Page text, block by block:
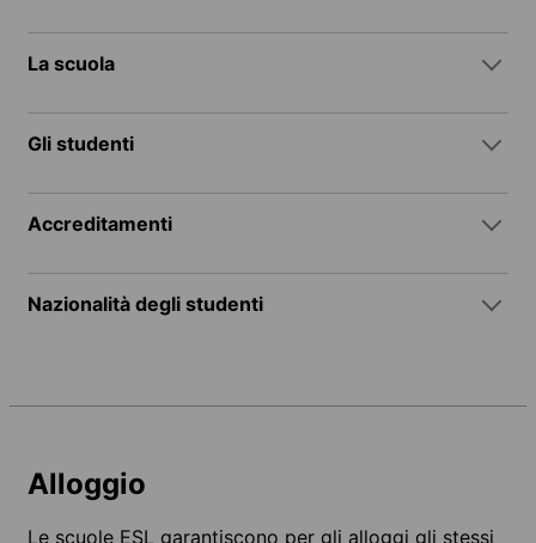
La scuola
Gli studenti
Accreditamenti
Nazionalità degli studenti
Alloggio
Le scuole ESL garantiscono per gli alloggi gli stessi